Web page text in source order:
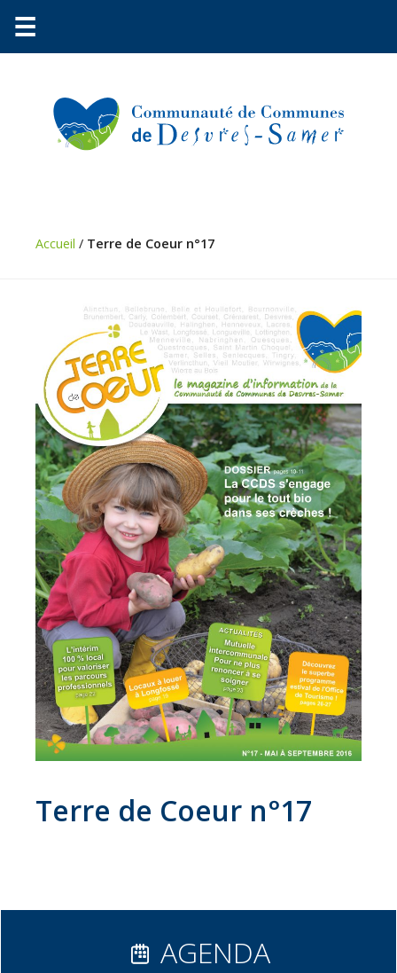
Petite
pratique
Économie
Les
31
communes
Actualités
Naturéo
Office
de
Tourisme
Mobilité
Offres
d'emploi
☰
Accueil / Terre de Coeur n°17
Terre de Coeur n°17
AGENDA